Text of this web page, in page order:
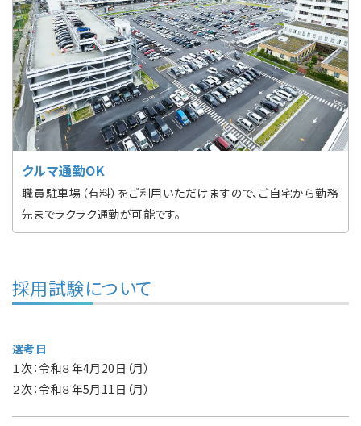
クルマ通勤OK
職員駐車場（有料）をご利用いただけますので、ご自宅から勤務
先までラクラク通勤が可能です。
採用試験について
選考日
１次：令和８年4月20日（月）
２次：令和８年5月11日（月）